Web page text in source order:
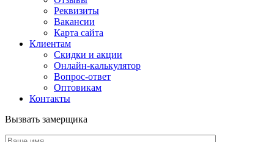
Реквизиты
Вакансии
Карта сайта
Клиентам
Скидки и акции
Онлайн-калькулятор
Вопрос-ответ
Оптовикам
Контакты
Вызвать замерщика